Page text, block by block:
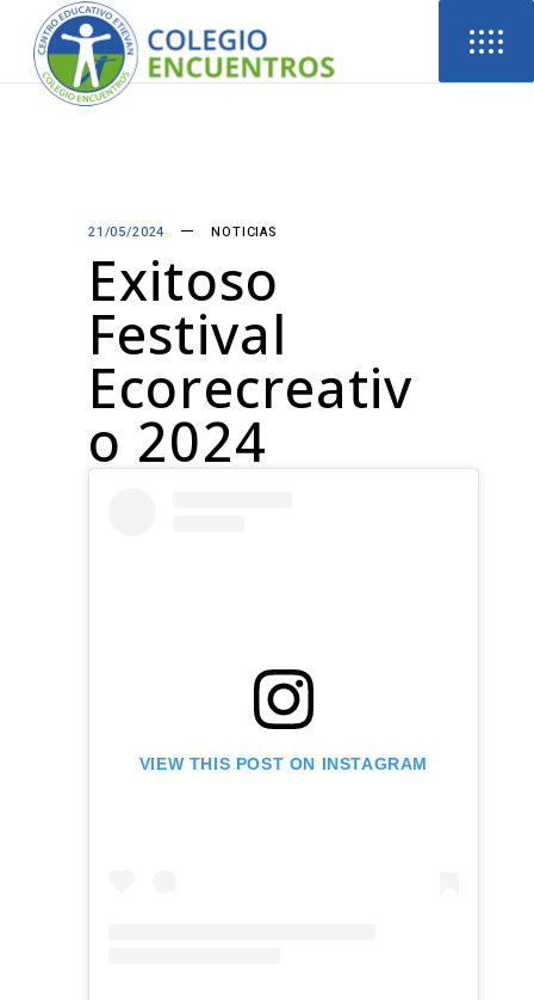
21/05/2024 NOTICIAS
Exitoso
Festival
Ecorecreativ
O 2024
VIEW THIS POST ON INSTAGRAM